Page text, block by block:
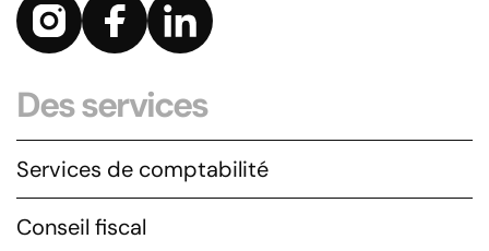
Des services
Services de comptabilité
Conseil fiscal